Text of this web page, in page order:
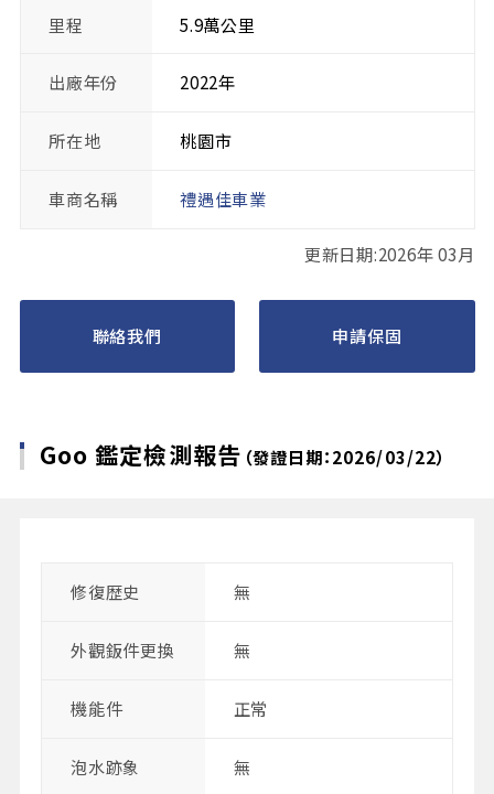
里程 5.9萬公里
出廠年份 2022年
所在地 桃園市
車商名稱 禮遇佳車業
更新日期:2026年 03月
聯絡我們 申請保固
Goo 鑑定檢測報告 （發證日期：2026/03/22）
修復歴史 無
外觀鈑件更換 無
機能件 正常
泡水跡象 無